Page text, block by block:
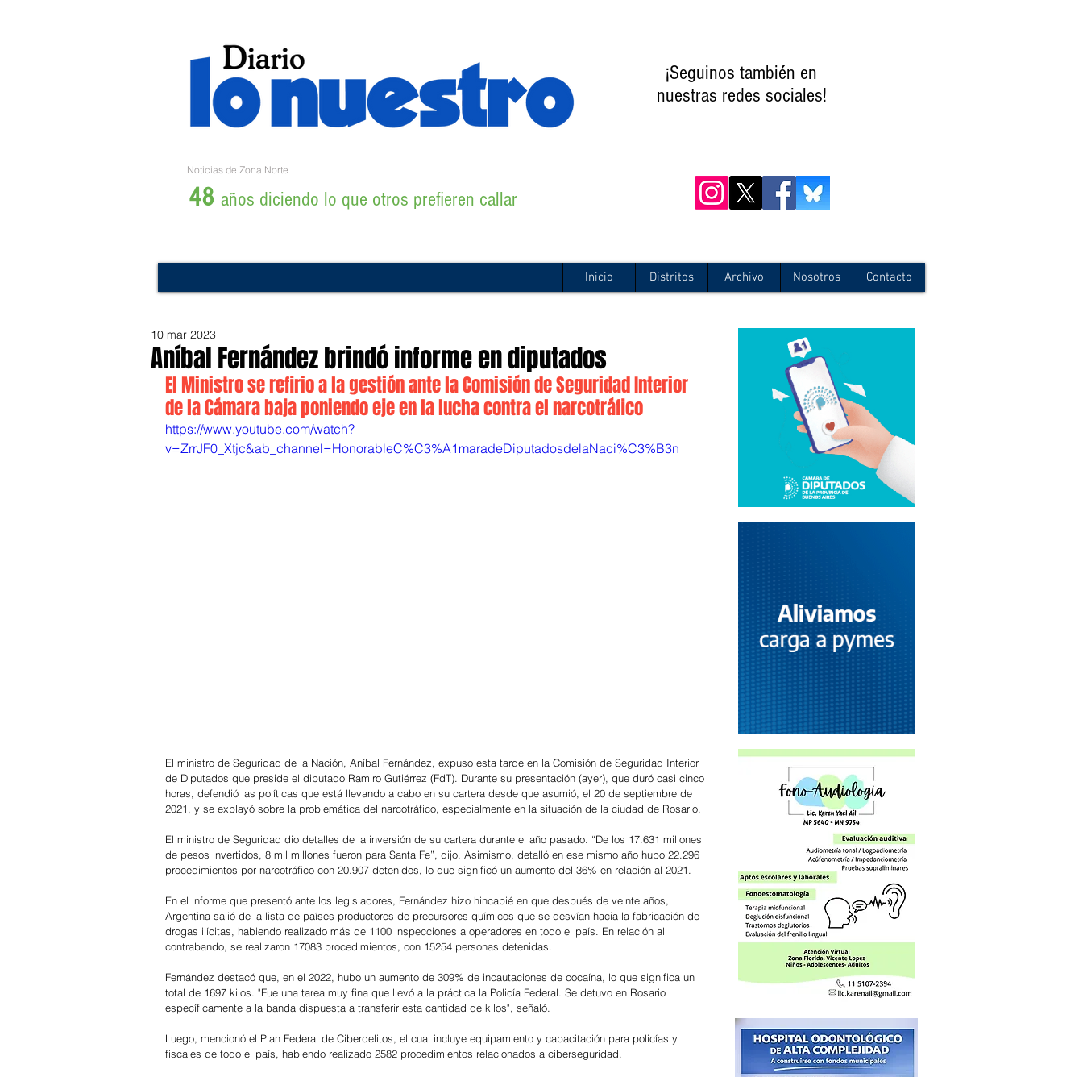
¡Seguinos también en
nuestras redes sociales!
Noticias de Zona Norte
48 años diciendo lo que otros prefieren callar
Inicio Distritos Archivo Nosotros Contacto
Aníbal Fernández brindó informe en diputados
10 mar 2023
El Ministro se refirio a la gestión ante la Comisión de Seguridad Interior
de la Cámara baja poniendo eje en la lucha contra el narcotráfico
https://www.youtube.com/watch?
v=ZrrJF0_Xtjc&ab_channel=HonorableC%C3%A1maradeDiputadosdelaNaci%C3%B3n
El ministro de Seguridad de la Nación, Aníbal Fernández, expuso esta tarde en la Comisión de Seguridad Interior
de Diputados que preside el diputado Ramiro Gutiérrez (FdT). Durante su presentación (ayer), que duró casi cinco
horas, defendió las políticas que está llevando a cabo en su cartera desde que asumió, el 20 de septiembre de
2021, y se explayó sobre la problemática del narcotráfico, especialmente en la situación de la ciudad de Rosario.
El ministro de Seguridad dio detalles de la inversión de su cartera durante el año pasado. “De los 17.631 millones
de pesos invertidos, 8 mil millones fueron para Santa Fe”, dijo. Asimismo, detalló en ese mismo año hubo 22.296
procedimientos por narcotráfico con 20.907 detenidos, lo que significó un aumento del 36% en relación al 2021.
En el informe que presentó ante los legisladores, Fernández hizo hincapié en que después de veinte años,
Argentina salió de la lista de países productores de precursores químicos que se desvían hacia la fabricación de
drogas ilícitas, habiendo realizado más de 1100 inspecciones a operadores en todo el país. En relación al
contrabando, se realizaron 17083 procedimientos, con 15254 personas detenidas.
Fernández destacó que, en el 2022, hubo un aumento de 309% de incautaciones de cocaína, lo que significa un
total de 1697 kilos. "Fue una tarea muy fina que llevó a la práctica la Policía Federal. Se detuvo en Rosario
específicamente a la banda dispuesta a transferir esta cantidad de kilos", señaló.
Luego, mencionó el Plan Federal de Ciberdelitos, el cual incluye equipamiento y capacitación para policías y
fiscales de todo el país, habiendo realizado 2582 procedimientos relacionados a ciberseguridad.